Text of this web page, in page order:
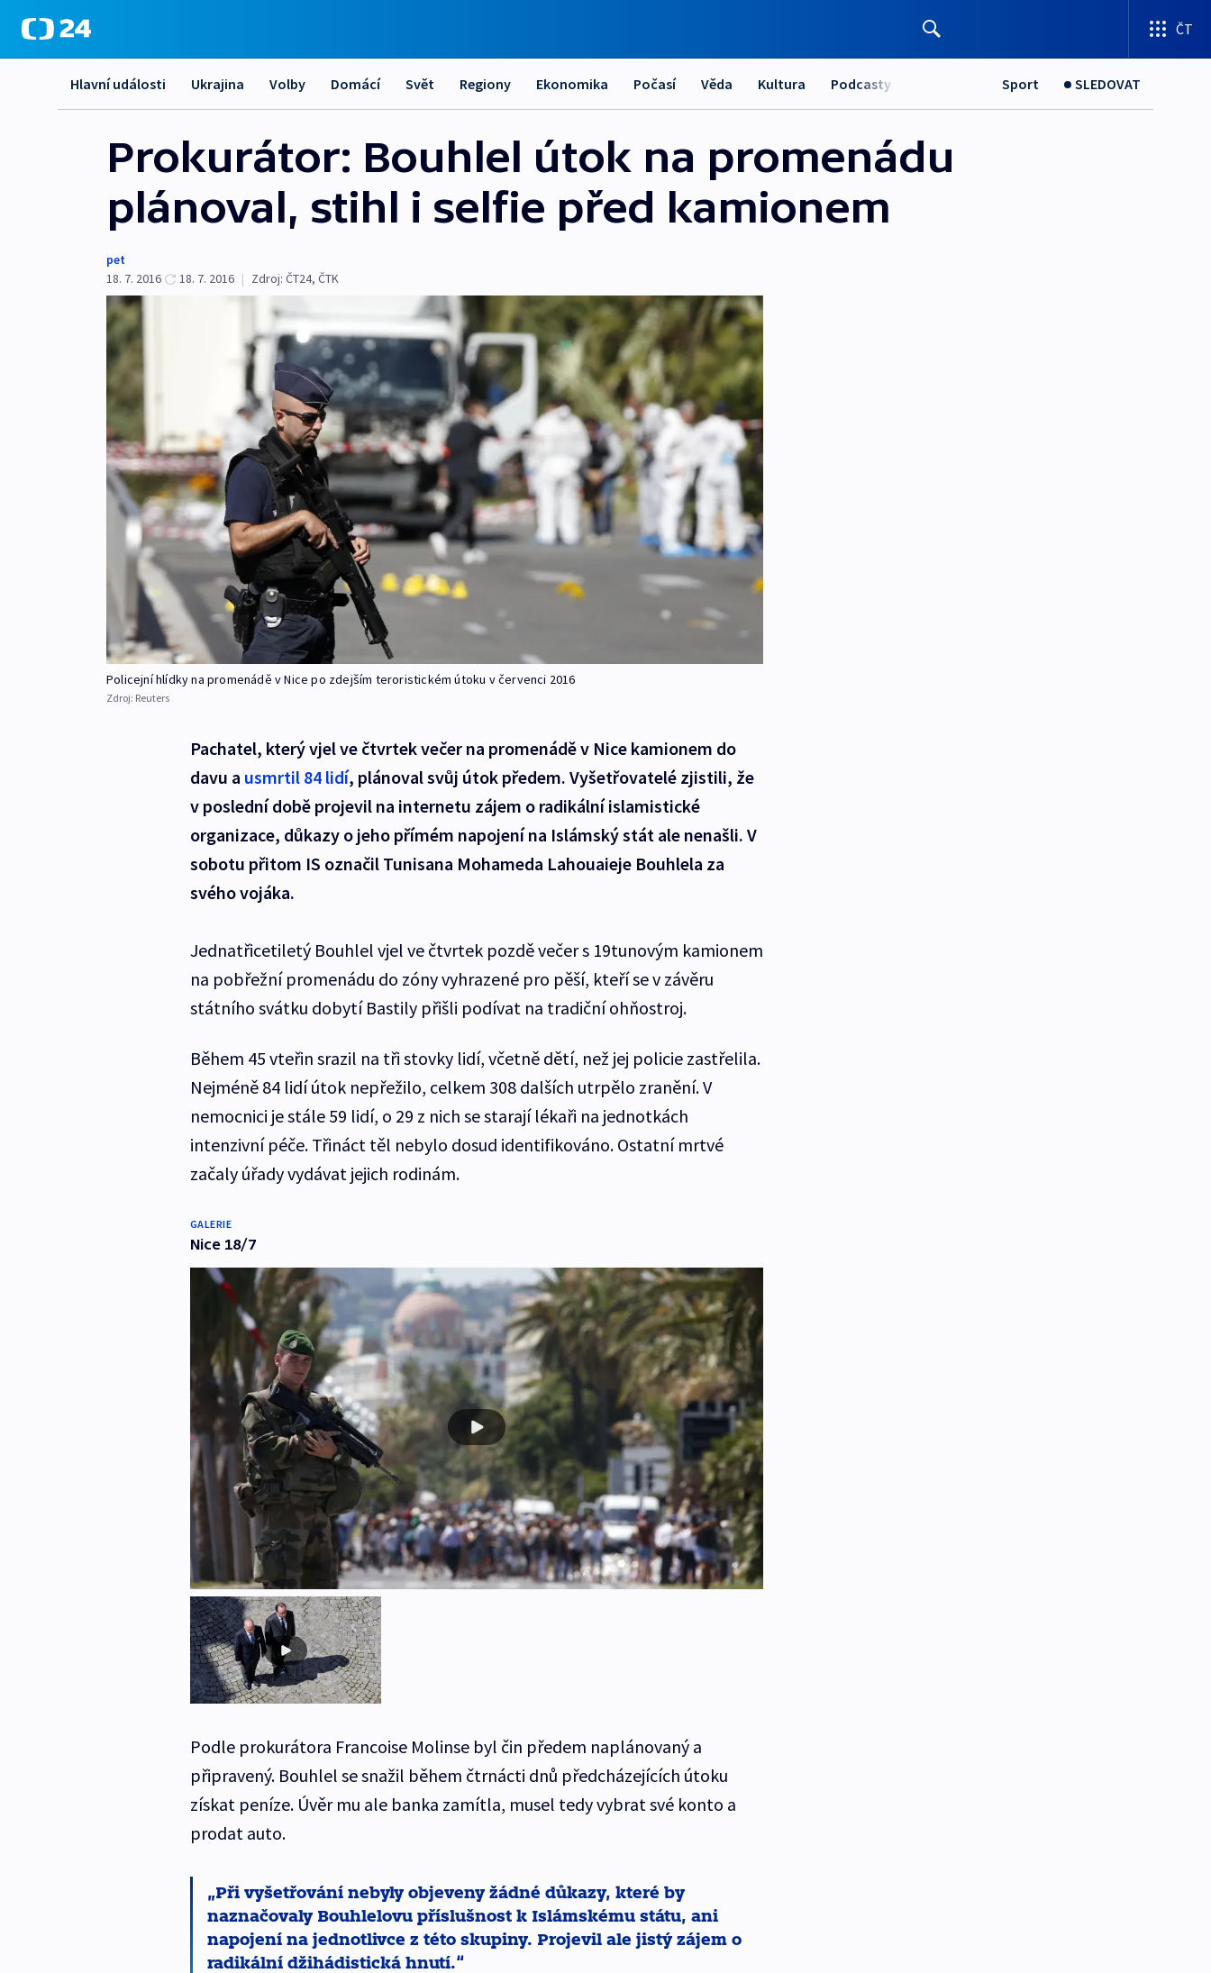
ČT
Hlavní události Ukrajina Volby Domácí Svět Regiony Ekonomika Počasí Věda Kultura Podcasty Sport SLEDOVAT
Prokurátor: Bouhlel útok na promenádu
plánoval, stihl i selfie před kamionem
pet
18. 7. 2016
18. 7. 2016 | Zdroj: ČT24, ČTK
Policejní hlídky na promenádě v Nice po zdejším teroristickém útoku v červenci 2016
Zdroj: Reuters
Pachatel, který vjel ve čtvrtek večer na promenádě v Nice kamionem do
davu a usmrtil 84 lidí, plánoval svůj útok předem. Vyšetřovatelé zjistili, že
v poslední době projevil na internetu zájem o radikální islamistické
organizace, důkazy o jeho přímém napojení na Islámský stát ale nenašli. V
sobotu přitom IS označil Tunisana Mohameda Lahouaieje Bouhlela za
svého vojáka.
Jednatřicetiletý Bouhlel vjel ve čtvrtek pozdě večer s 19tunovým kamionem
na pobřežní promenádu do zóny vyhrazené pro pěší, kteří se v závěru
státního svátku dobytí Bastily přišli podívat na tradiční ohňostroj.
Během 45 vteřin srazil na tři stovky lidí, včetně dětí, než jej policie zastřelila.
Nejméně 84 lidí útok nepřežilo, celkem 308 dalších utrpělo zranění. V
nemocnici je stále 59 lidí, o 29 z nich se starají lékaři na jednotkách
intenzivní péče. Třináct těl nebylo dosud identifikováno. Ostatní mrtvé
začaly úřady vydávat jejich rodinám.
GALERIE
Nice 18/7
Podle prokurátora Francoise Molinse byl čin předem naplánovaný a
připravený. Bouhlel se snažil během čtrnácti dnů předcházejících útoku
získat peníze. Úvěr mu ale banka zamítla, musel tedy vybrat své konto a
prodat auto.
Při vyšetřování nebyly objeveny žádné důkazy, které by
naznačovaly Bouhlelovu příslušnost k Islámskému státu, ani
napojení na jednotlivce z této skupiny. Projevil ale jistý zájem o
radikální džihádistická hnutí.